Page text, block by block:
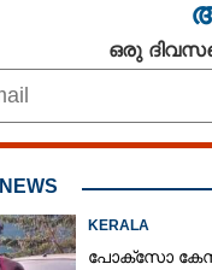
ഒരു
KERALA
പോക്‌സോ